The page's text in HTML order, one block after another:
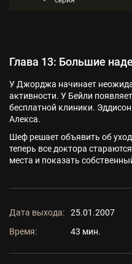
Глава 13: Большие
У Джорджа начинает
активности. У Бейли
бесплатной клиники.
Алекса.
Шеф решает объявить об
теперь все доктора
места и показать
Дата выхода:
25.01.2007
Время:
43 мин.